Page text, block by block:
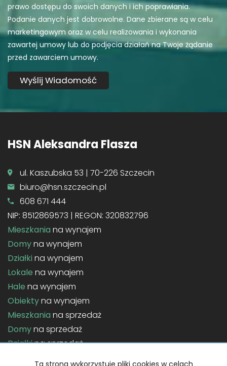
prawo dostępu do swoich danych i ich poprawiania.
Podanie danych jest dobrowolne. Dane zbierane są w celu
marketingowym oraz w celu realizowania i wykonania
zawartej umowy lub do podjęcia działań na Twoje żądanie
przed zawarciem umowy.
HSN Aleksandra Flasza
ul. Kaszubska 53 | 70-226 Szczecin
biuro@hsn.szczecin.pl
608 671 444
NIP: 8512869573 | REGON: 320832796
Mieszkania na wynajem
Domyna wynajem
Działki na wynajem
Lokale na wynajem
Hale na wynajem
Obiektyna wynajem
Mieszkania na sprzedaż
Domyna sprzedaż
Działkina sprzedaż
Ta strona wykorzystuje pliki cookies w celach